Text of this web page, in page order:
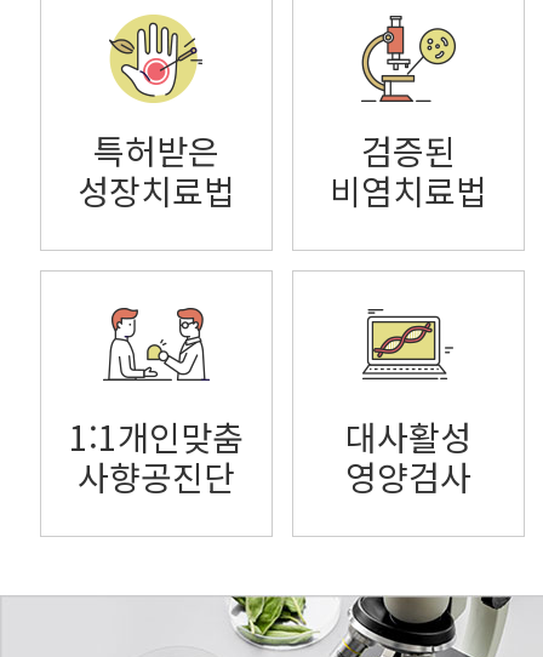
특허받은
성장치료법
검증된
비염치료법
1:1개인맞춤
사향공진단
대사활성
영양검사